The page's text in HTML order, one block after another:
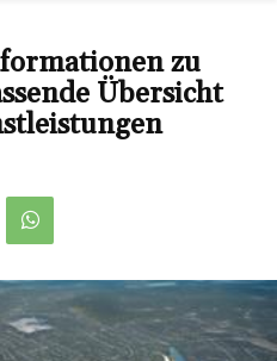
zu
Übersicht